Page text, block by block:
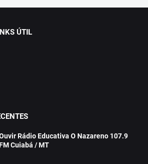
ÚTIL
Rádio Educativa O Nazareno 107.9
Cuiabá / MT